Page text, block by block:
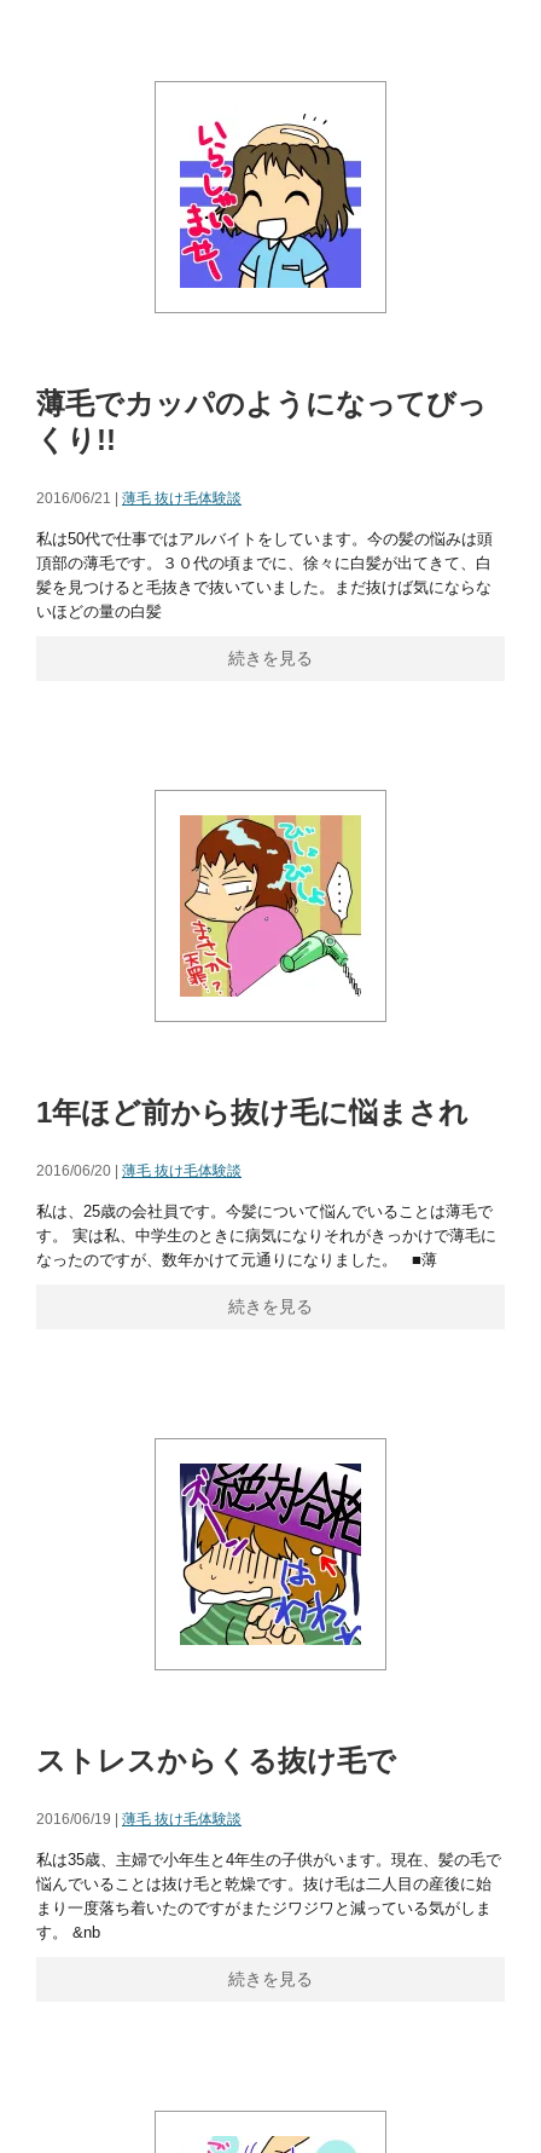
薄毛でカッパのようになってびっ
くり!!
2016/06/21 | 薄毛 抜け毛体験談
私は50代で仕事ではアルバイトをしています。今の髪の悩みは頭
頂部の薄毛です。３０代の頃までに、徐々に白髪が出てきて、白
髪を見つけると毛抜きで抜いていました。まだ抜けば気にならな
いほどの量の白髪
続きを見る
1年ほど前から抜け毛に悩まされ
2016/06/20 | 薄毛 抜け毛体験談
私は、25歳の会社員です。今髪について悩んでいることは薄毛で
す。 実は私、中学生のときに病気になりそれがきっかけで薄毛に
なったのですが、数年かけて元通りになりました。 ■薄
続きを見る
ストレスからくる抜け毛で
2016/06/19 | 薄毛 抜け毛体験談
私は35歳、主婦で小年生と4年生の子供がいます。現在、髪の毛で
悩んでいることは抜け毛と乾燥です。抜け毛は二人目の産後に始
まり一度落ち着いたのですがまたジワジワと減っている気がしま
す。 &nb
続きを見る